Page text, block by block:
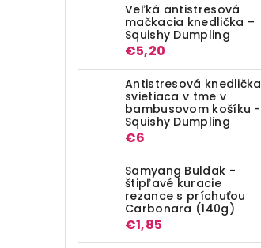
Veľká antistresová
mačkacia knedlička –
Squishy Dumpling
€5,20
Antistresová knedlička
svietiaca v tme v
bambusovom košíku -
Squishy Dumpling
€6
Samyang Buldak -
štipľavé kuracie
rezance s príchuťou
Carbonara (140g)
€1,85
TRIX psí obojok proti
parazitom (1 ks)
Detail